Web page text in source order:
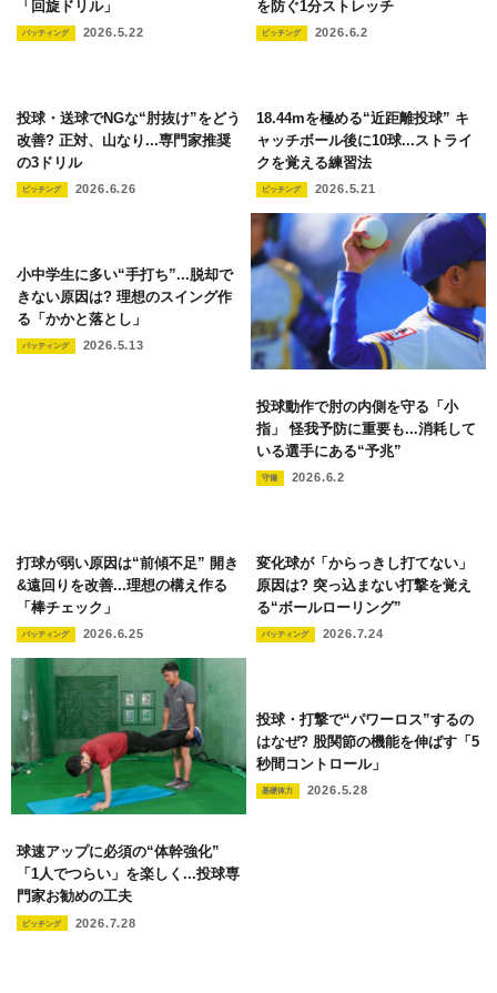
「回旋ドリル」
バッティング 2026.5.22
を防ぐ1分ストレッチ
ピッチング 2026.6.2
投球・送球でNGな“肘抜け”をどう
改善? 正対、山なり...専門家推奨
の3ドリル
ピッチング 2026.6.26
18.44mを極める“近距離投球” キ
ャッチボール後に10球...ストライ
クを覚える練習法
ピッチング 2026.5.21
小中学生に多い“手打ち”...脱却で
きない原因は? 理想のスイング作
る「かかと落とし」
バッティング 2026.5.13
投球動作で肘の内側を守る「小
指」 怪我予防に重要も...消耗して
いる選手にある“予兆”
守備 2026.6.2
打球が弱い原因は“前傾不足” 開き
&遠回りを改善...理想の構え作る
「棒チェック」
バッティング 2026.6.25
変化球が「からっきし打てない」
原因は? 突っ込まない打撃を覚え
る“ボールローリング”
バッティング 2026.7.24
球速アップに必須の“体幹強化”
「1人でつらい」を楽しく...投球専
門家お勧めの工夫
ピッチング 2026.7.28
投球・打撃で“パワーロス”するの
はなぜ? 股関節の機能を伸ばす「5
秒間コントロール」
基礎体力 2026.5.28